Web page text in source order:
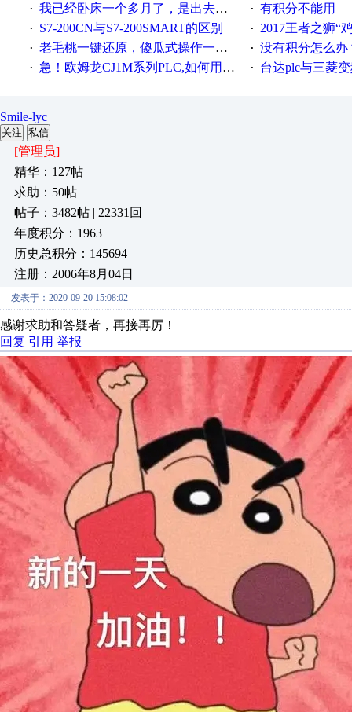
· 我已经卧床一个多月了，是出去安装机械手在高速遭遇车祸所致:大家工作都要特别注意啊 · 有积分不能用
· S7-200CN与S7-200SMART的区别 · 2017王者之狮“鸡”情签到
· 老毛桃一键还原，傻瓜式操作一键轻松备份还原；程序为向导式安装，一键即可实现自动备份或还原系统。 · 没有积分怎么办
· 急！欧姆龙CJ1M系列PLC,如何用时间控制变频器。要求时间在组态王中可以自由输入！拜托各位大神了！ · 台达plc与三菱
Smile-lyc
关注 私信
[管理员]
精华：127帖
求助：50帖
帖子：3482帖 | 22331回
年度积分：1963
历史总积分：145694
注册：2006年8月04日
发表于：2020-09-20 15:08:02
感谢求助和答疑者，再接再厉！
回复 引用 举报